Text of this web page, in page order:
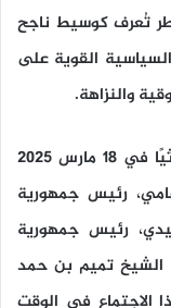
تُعرف كوسيط ناجح
القوية على
والنزاهة.
وقد استضافت دولة قطر مؤخرًا اجتماعًا ثلاثيًا في 18 مارس 2025
رئيس جمهورية
رئيس جمهورية
الشيخ تميم بن حمد
الاجتماع في الوقت